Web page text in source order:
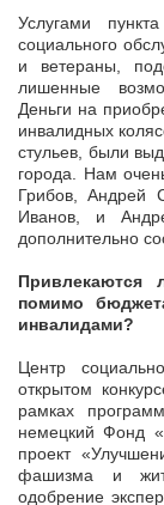
Услугами
социального
и ветераны,
лишенные
Деньги на
инвалидных
стульев, были
города. Нам
Грибов, Андрей
Иванов, и
дополнительно
Привлекаются
помимо
инвалидами?
Центр
открытом
рамках
немецкий Фонд
проект
фашизма и
одобрение